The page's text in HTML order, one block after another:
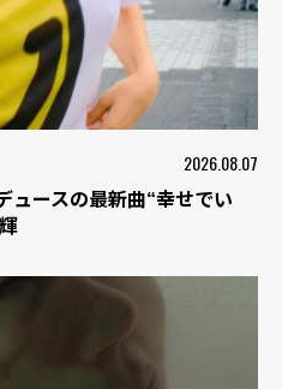
2026.08.07
ュースの最新曲“幸せでい